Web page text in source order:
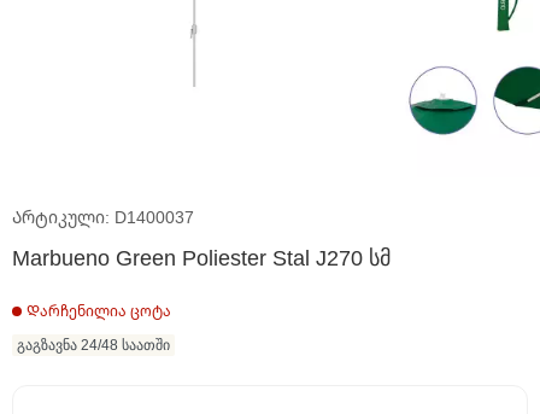
Არტიკული: D1400037
Marbueno Green Poliester Stal J270 სმ
Დარჩენილია ცოტა
გაგზავნა 24/48 საათში